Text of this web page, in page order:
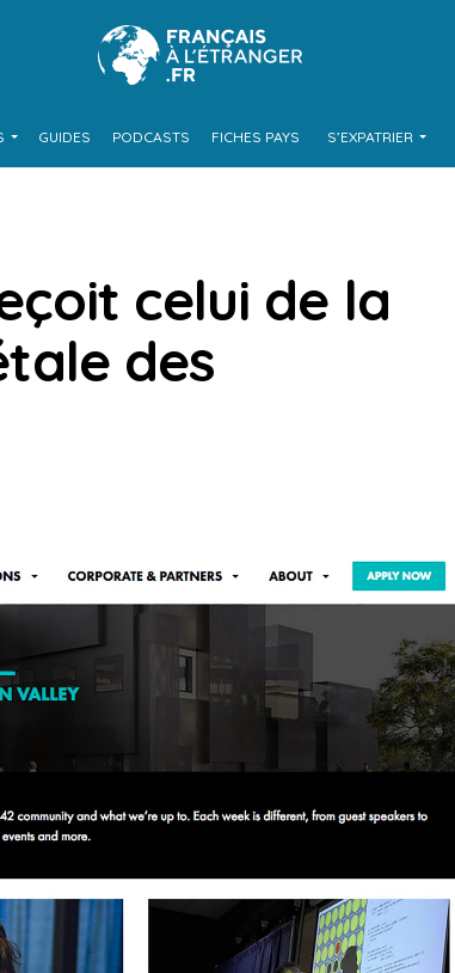
GUIDES PODCASTS FICHES PAYS S’EXPATRIER
celui de la
des